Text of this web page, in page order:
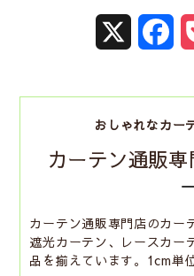
c
b
o
おしゃれなカー
カーテン通販
カーテン通販専門店のカー
遮光カーテン、レースカー
品を揃えています。1cm単